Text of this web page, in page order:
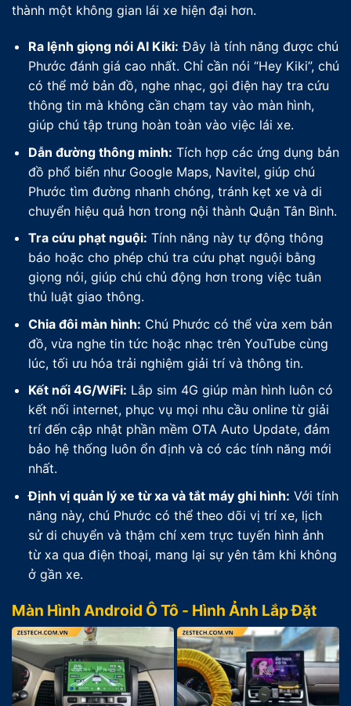
thành một không gian lái xe hiện đại hơn.
Ra lệnh giọng nói AI Kiki: Đây là tính năng được chú
Phước đánh giá cao nhất. Chỉ cần nói “Hey Kiki”, chú
có thể mở bản đồ, nghe nhạc, gọi điện hay tra cứu
thông tin mà không cần chạm tay vào màn hình,
giúp chú tập trung hoàn toàn vào việc lái xe.
Dẫn đường thông minh: Tích hợp các ứng dụng bản
đồ phổ biến như Google Maps, Navitel, giúp chú
Phước tìm đường nhanh chóng, tránh kẹt xe và di
chuyển hiệu quả hơn trong nội thành Quận Tân Bình.
Tra cứu phạt nguội: Tính năng này tự động thông
báo hoặc cho phép chú tra cứu phạt nguội bằng
giọng nói, giúp chú chủ động hơn trong việc tuân
thủ luật giao thông.
Chia đôi màn hình: Chú Phước có thể vừa xem bản
đồ, vừa nghe tin tức hoặc nhạc trên YouTube cùng
lúc, tối ưu hóa trải nghiệm giải trí và thông tin.
Kết nối 4G/WiFi: Lắp sim 4G giúp màn hình luôn có
kết nối internet, phục vụ mọi nhu cầu online từ giải
trí đến cập nhật phần mềm OTA Auto Update, đảm
bảo hệ thống luôn ổn định và có các tính năng mới
nhất.
Định vị quản lý xe từ xa và tắt máy ghi hình: Với tính
năng này, chú Phước có thể theo dõi vị trí xe, lịch
sử di chuyển và thậm chí xem trực tuyến hình ảnh
từ xa qua điện thoại, mang lại sự yên tâm khi không
ở gần xe.
Màn Hình Android Ô Tô - Hình Ảnh Lắp Đặt